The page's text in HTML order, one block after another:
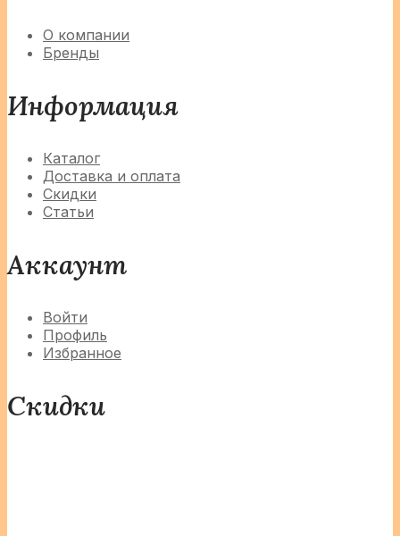
О компании
Бренды
Информация
Каталог
Доставка и оплата
Скидки
Статьи
Аккаунт
Войти
Профиль
Избранное
Скидки